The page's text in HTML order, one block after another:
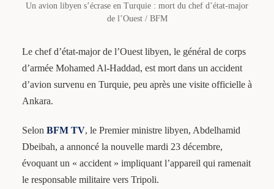
Un avion libyen s’écrase en Turquie : mort du chef d’état-major
de l’Ouest / BFM
Le chef d’état-major de l’Ouest libyen, le général de corps
d’armée Mohamed Al-Haddad, est mort dans un accident
d’avion survenu en Turquie, peu après une visite officielle à
Ankara.
Selon BFM TV, le Premier ministre libyen, Abdelhamid
Dbeibah, a annoncé la nouvelle mardi 23 décembre,
évoquant un « accident » impliquant l’appareil qui ramenait
le responsable militaire vers Tripoli.